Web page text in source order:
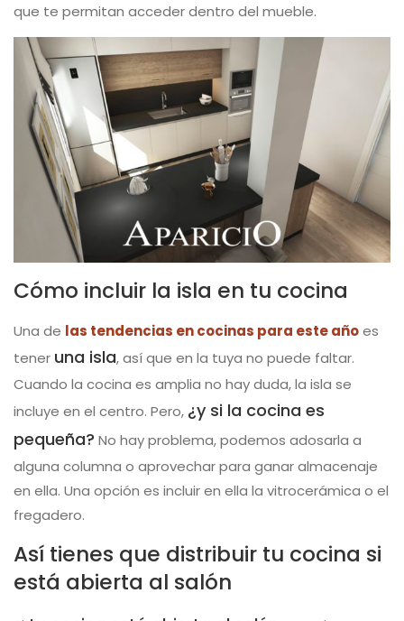
que te permitan acceder dentro del mueble.
Cómo incluir la isla en tu cocina
Una de las tendencias en cocinas para este añoes
tener una isla, así que en la tuya no puede faltar.
Cuando la cocina es amplia no hay duda, la isla se
incluye en el centro. Pero, ¿y si la cocina es
pequeña? No hay problema, podemos adosarla a
alguna columna o aprovechar para ganar almacenaje
en ella. Una opción es incluir en ella la vitrocerámica o el
fregadero.
Así tienes que distribuir tu cocina si
está abierta al salón